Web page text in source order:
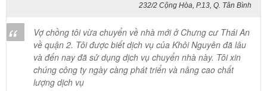
về quận 2. Tôi được biết dịch vụ của Khôi Nguyên đã lâu
và đến nay đã sử dụng dịch vụ chuyển nhà này. Tôi xin
chúng công ty ngày càng phát triển và nâng cao chất
lượng dịch vụ